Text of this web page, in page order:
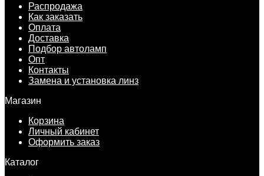
Распродажа
Как заказать
Оплата
Доставка
Подбор автоламп
Опт
Контакты
Замена и установка линз
Магазин
Корзина
Личный кабинет
Оформить заказ
Каталог